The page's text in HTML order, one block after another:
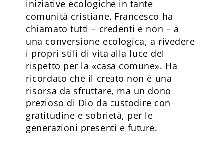
iniziative ecologiche in tante
comunità cristiane. Francesco ha
chiamato tutti – credenti e non – a
una conversione ecologica, a rivedere
i propri stili di vita alla luce del
rispetto per la «casa comune». Ha
ricordato che il creato non è una
risorsa da sfruttare, ma un dono
prezioso di Dio da custodire con
gratitudine e sobrietà, per le
generazioni presenti e future.